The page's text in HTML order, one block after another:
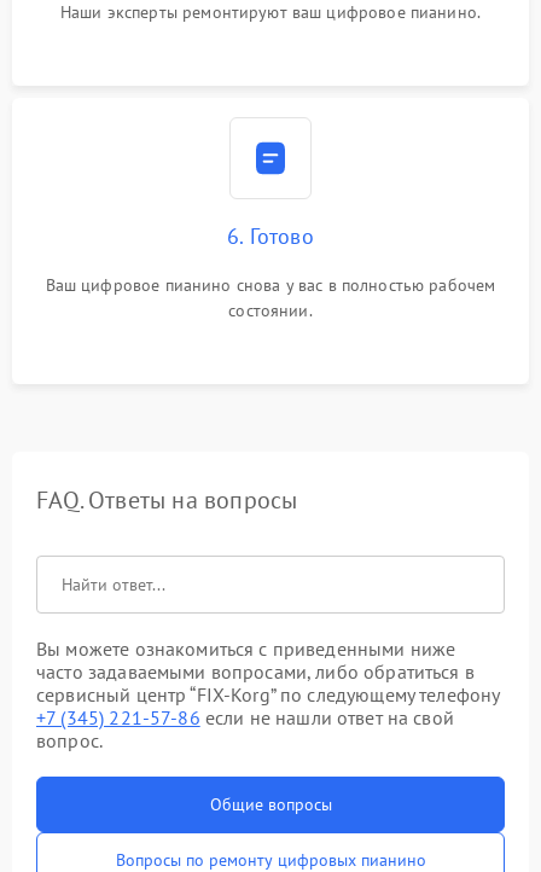
Наши эксперты ремонтируют ваш цифровое пианино.
6. Готово
Ваш цифровое пианино снова у вас в полностью рабочем
состоянии.
FAQ. Ответы на вопросы
Вы можете ознакомиться с приведенными ниже
часто задаваемыми вопросами, либо обратиться в
сервисный центр “FIX-Korg” по следующему телефону
+7 (345) 221-57-86 если не нашли ответ на свой
вопрос.
Общие вопросы
Вопросы по ремонту цифровых пианино